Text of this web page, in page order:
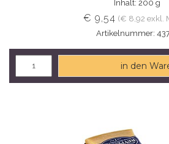
Inhalt: 200 g
€ 9,54 (€ 8,92 exkl.
Artikelnummer:
in den